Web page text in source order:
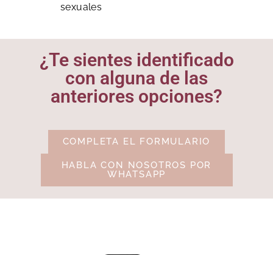
sexuales
¿Te sientes identificado
con alguna de las
anteriores opciones?
COMPLETA EL FORMULARIO
HABLA CON NOSOTROS POR
WHATSAPP